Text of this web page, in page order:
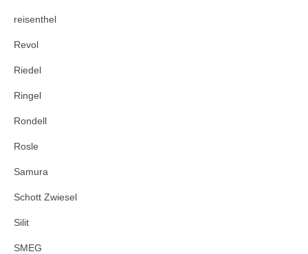
reisenthel
Revol
Riedel
Ringel
Rondell
Rosle
Samura
Schott Zwiesel
Silit
SMEG